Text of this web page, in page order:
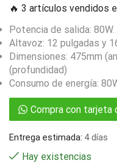
🔥 3 artículos vendidos
Potencia de salida: 80W.
Altavoz: 12 pulgadas y
Dimensiones: 475mm
(profundidad)
Consumo de energía:
Compra con tarjeta
Entrega estimada: 4 días
Hay existencias